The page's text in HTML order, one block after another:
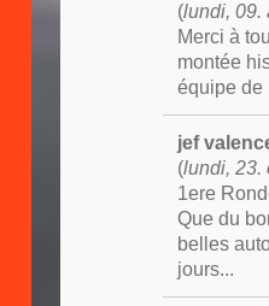
(lundi, 09.
Merci à
montée
équipe de
jef
(lundi, 23.
1ere
Que du
belles
jours...